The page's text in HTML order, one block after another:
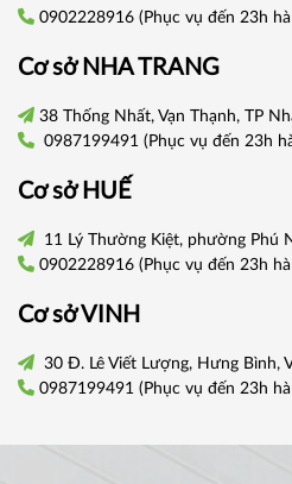
0902228916(Phục vụ đến 23h
Cơ sởNHA TRANG
38 Thống Nhất, Vạn Thạnh, TP
0987199491 (Phục vụ đến 23h
Cơ sởHUẾ
11 Lý Thường Kiệt, phường Phú
0902228916(Phục vụ đến 23h
Cơ sở VINH
30 Đ. Lê Viết Lượng, Hưng Bình,
0987199491 (Phục vụ đến 23h